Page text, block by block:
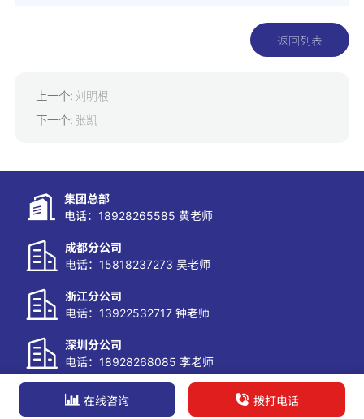
返回列表
上一个: 刘明根
下一个: 张凯
集团总部
电话：18928265585 黄老师
成都分公司
电话：15818237273 吴老师
浙江分公司
电话：13922532717 钟老师
深圳分公司
电话：18928268085 李老师
Copyright © 2025 广东博海企业管理有限公司 - All Rights Reserved
在线咨询 拨打电话